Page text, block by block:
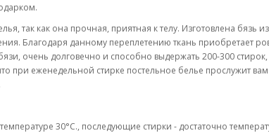
так как она прочная, приятная к телу. Изготовлена бязь из
Благодаря данному переплетению ткань приобретает
очень долговечно и способно выдержать 200-300
при еженедельной стирке постельное белье прослужит вам
30°C., последующие стирки - достаточно